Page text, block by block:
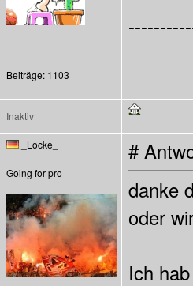
Beiträge: 1103
Inaktiv
_Locke_
Going for pro
#
danke
oder
Ich